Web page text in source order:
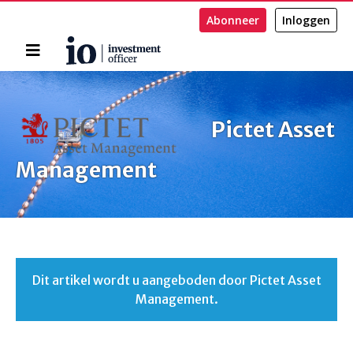
Home
Abonneer Inloggen
Zoeken
Pictet Asset
Management
Dit artikel wordt u aangeboden door Pictet Asset
Management.